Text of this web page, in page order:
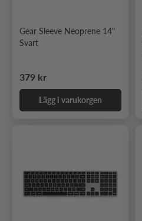
Gear Sleeve Neoprene 14"
Svart
Ordinarie pris
379 kr
Lägg i varukorgen